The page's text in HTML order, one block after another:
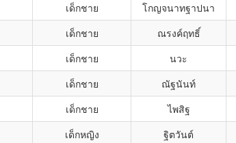
เด็กชาย โกญจนาทฐาปนา
เด็กชาย ณรงค์ฤทธิ์
เด็กชาย นวะ
เด็กชาย ณัฐนันท์
เด็กชาย ไพสิฐ
เด็กหญิง ฐิตวันต์